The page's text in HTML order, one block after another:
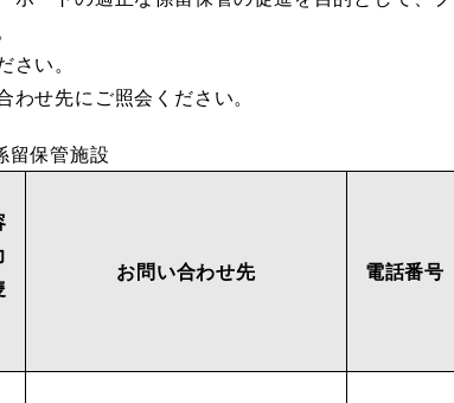
い。
せ先にご照会ください。
留保管施設
お問い合わせ先 電話番号